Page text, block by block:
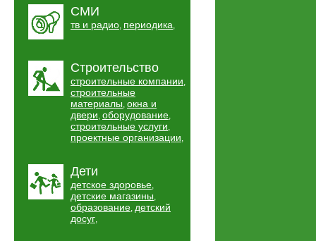
СМИ
тв и радио, периодика,
Строительство
строительные компании,
строительные
материалы, окна и
двери, оборудование,
строительные услуги,
проектные организации,
Дети
детское здоровье,
детские магазины,
образование, детский
досуг,